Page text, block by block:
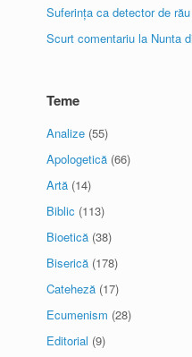
Suferința ca detector de rău
Scurt comentariu la Nunta
Teme
Analize (55)
Apologetică (66)
Artă (14)
Biblic (113)
Bioetică (38)
Biserică (178)
Cateheză (17)
Ecumenism (28)
Editorial (9)